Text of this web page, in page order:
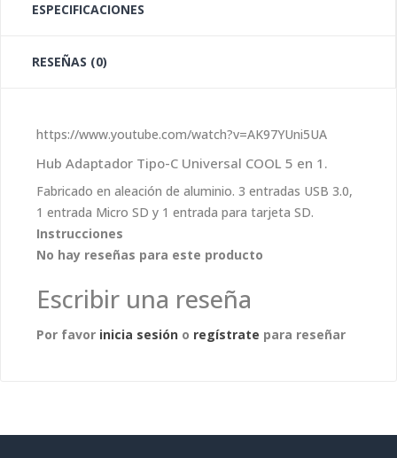
ESPECIFICACIONES
RESEÑAS (0)
https://www.youtube.com/watch?v=AK97YUni5UA
Hub Adaptador Tipo-C Universal COOL 5 en 1.
Fabricado en aleación de aluminio. 3 entradas USB 3.0,
1 entrada Micro SD y 1 entrada para tarjeta SD.
Instrucciones
No hay reseñas para este producto
Escribir una reseña
Por favor inicia sesión o regístrate para reseñar